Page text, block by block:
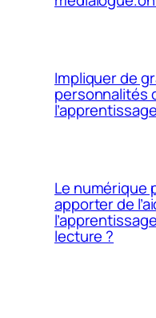
Impliquer de
personnalités
l’apprentissage
Le numérique
apporter de
lecture ?